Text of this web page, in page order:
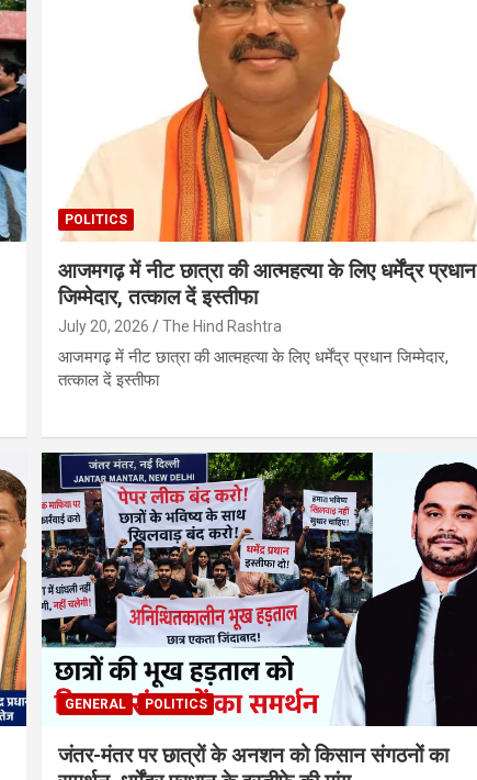
POLITICS
आजमगढ़ में नीट छात्रा की आत्महत्या के लिए धर्मेंद्र प्रधान
जिम्मेदार, तत्काल दें इस्तीफा
July 20, 2026 The Hind Rashtra
आजमगढ़ में नीट छात्रा की आत्महत्या के लिए धर्मेंद्र प्रधान जिम्मेदार,
तत्काल दें इस्तीफा
GENERAL POLITICS
जंतर-मंतर पर छात्रों के अनशन को किसान संगठनों का